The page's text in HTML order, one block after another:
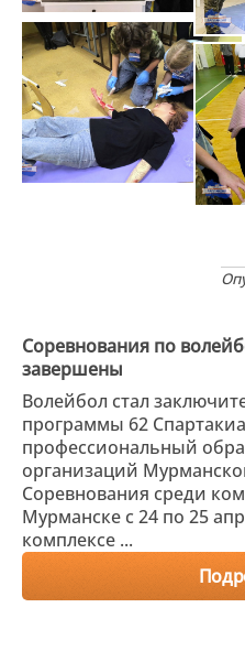
Соревнования по
завершены
Волейбол стал
программы 62
профессиональный
организаций
Соревнования среди
Мурманске с 24 по 25
комплексе ...